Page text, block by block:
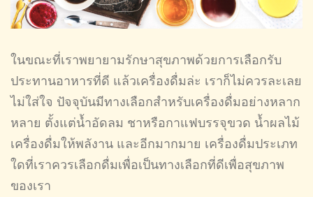
ในขณะที่เราพยายามรักษาสุขภาพด้วยการเลือกรับ
ประทานอาหารที่ดี แล้วเครื่องดื่มล่ะ เราก็ไม่ควรละเลย
ไม่ใส่ใจ ปัจจุบันมีทางเลือกสำหรับเครื่องดื่มอย่างหลาก
หลาย ตั้งแต่น้ำอัดลม ชาหรือกาแฟบรรจุขวด น้ำผลไม้
เครื่องดื่มให้พลังาน และอีกมากมาย เครื่องดื่มประเภท
ใดที่เราควรเลือกดื่มเพื่อเป็นทางเลือกที่ดีเพื่อสุขภาพ
ของเรา